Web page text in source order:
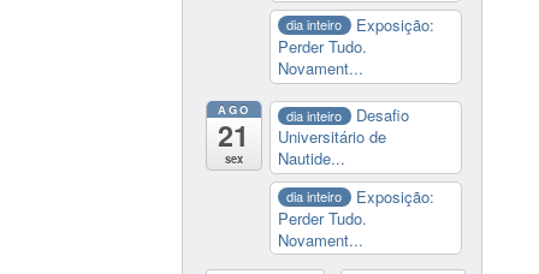
dia inteiro
Exposição:
Perder Tudo.
Novament...
AGO
21
sex
dia inteiro
Desafio
Universitário de
Nautide...
dia inteiro
Exposição:
Perder Tudo.
Novament...